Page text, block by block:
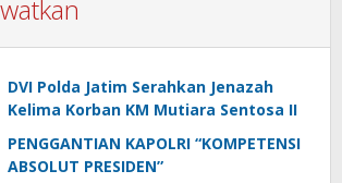
DVI Polda Jatim Serahkan Jenazah
Kelima Korban KM Mutiara Sentosa II
PENGGANTIAN KAPOLRI “KOMPETENSI
ABSOLUT PRESIDEN”